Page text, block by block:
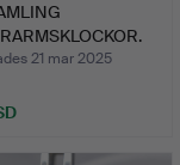
21 mar 2025